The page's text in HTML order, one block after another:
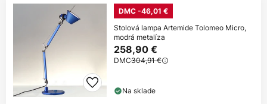
DMC -46,01 €
Stolová lampa Artemide Tolomeo Micro,
modrá metalíza
258,90 €
DMC304,91 €
Na sklade